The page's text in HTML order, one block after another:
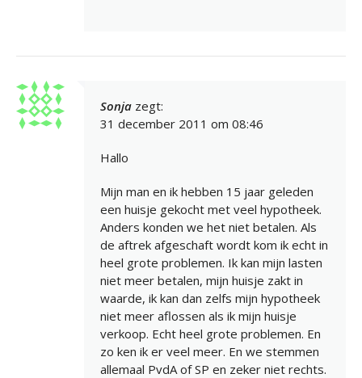
Sonja zegt:
31 december 2011 om 08:46
Hallo
Mijn man en ik hebben 15 jaar geleden
een huisje gekocht met veel hypotheek.
Anders konden we het niet betalen. Als
de aftrek afgeschaft wordt kom ik echt in
heel grote problemen. Ik kan mijn lasten
niet meer betalen, mijn huisje zakt in
waarde, ik kan dan zelfs mijn hypotheek
niet meer aflossen als ik mijn huisje
verkoop. Echt heel grote problemen. En
zo ken ik er veel meer. En we stemmen
allemaal PvdA of SP en zeker niet rechts.